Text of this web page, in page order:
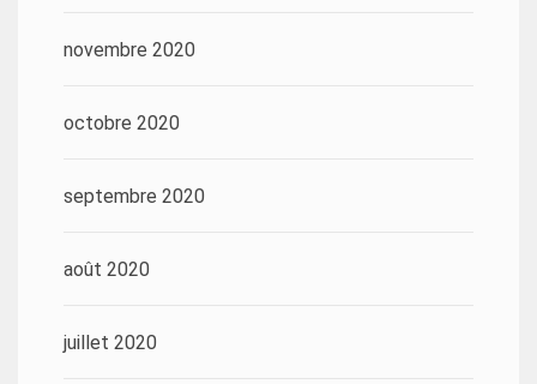
novembre 2020
octobre 2020
septembre 2020
août 2020
juillet 2020